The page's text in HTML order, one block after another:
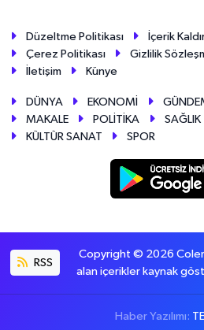
Düzeltme Politikası
İçerik
Çerez Politikası
Gizlilik
İletişim
Künye
DÜNYA EKONOMİ
MAKALE
POLİTİKA SAĞLIK
KÜLTÜR SANAT
SPOR
RSS
Copyright © 2026
alan içerikler kaynak
Haber Yazılımı: